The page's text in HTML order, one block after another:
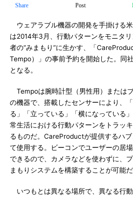
Share Post
ウェアラブル機器の開発を手掛ける
は2014年3月、行動パターンをモニタ
者の“みまもり”に生かす、「
Tempo）」の事前予約を開始した。同
となる。
Tempoは腕時計型（男性用）または
の機器で、搭載したセンサーにより、
る」「立っている」「横になっている
常生活における行動パターンをトラッ
るものだ。CareProductが提供するハ
て使用する。ビーコンでユーザーの居
できるので、カメラなどを使わずに、
まもりシステムを構築することが可能だ
いつもとは異なる場所で、異なる行